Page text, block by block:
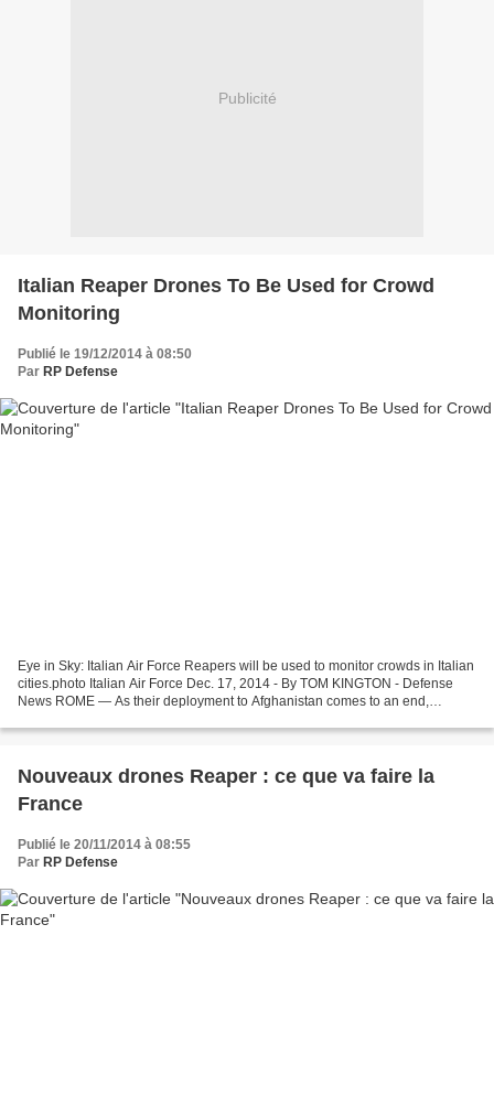
Publicité
Italian Reaper Drones To Be Used for Crowd
Monitoring
Publié le 19/12/2014 à 08:50
Par RP Defense
Eye in Sky: Italian Air Force Reapers will be used to monitor crowds in Italian
cities.photo Italian Air Force Dec. 17, 2014 - By TOM KINGTON - Defense
News ROME — As their deployment to Afghanistan comes to an end,
Nouveaux drones Reaper : ce que va faire la
France
Publié le 20/11/2014 à 08:55
Par RP Defense